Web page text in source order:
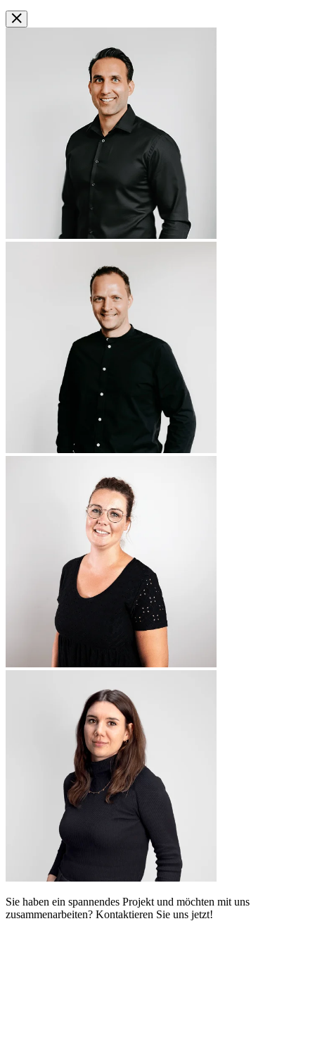
Sie haben ein spannendes Projekt und möchten mit uns
zusammenarbeiten? Kontaktieren Sie uns jetzt!